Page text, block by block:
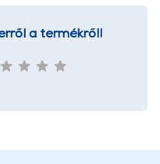
a termékről!